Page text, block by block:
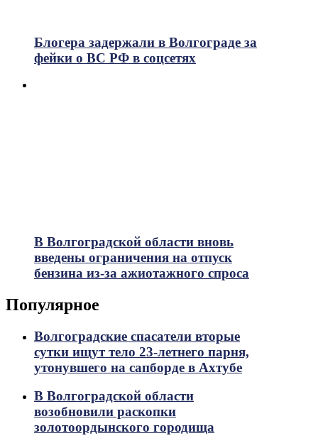
Блогера задержали в Волгограде за
фейки о ВС РФ в соцсетях
В Волгоградской области вновь
введены ограничения на отпуск
бензина из-за ажиотажного спроса
Популярное
Волгоградские спасатели вторые
сутки ищут тело 23-летнего парня,
утонувшего на сапборде в Ахтубе
В Волгоградской области
возобновили раскопки
золотоордынского городища